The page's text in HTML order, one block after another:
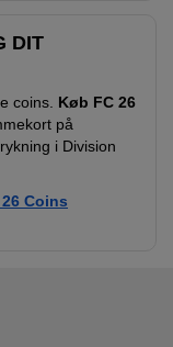
DIT
coins.
Køb FC 26
på
i Division
26 Coins